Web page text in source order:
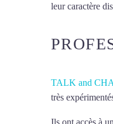
leur caractère
TALK and
très